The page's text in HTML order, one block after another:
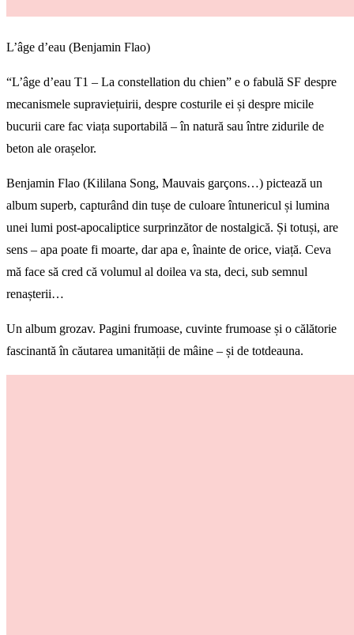
L’âge d’eau (Benjamin Flao)
“L’âge d’eau T1 – La constellation du chien” e o fabulă SF despre
mecanismele supraviețuirii, despre costurile ei și despre micile
bucurii care fac viața suportabilă – în natură sau între zidurile de
beton ale orașelor.
Benjamin Flao (Kililana Song, Mauvais garçons…) pictează un
album superb, capturând din tușe de culoare întunericul și lumina
unei lumi post-apocaliptice surprinzător de nostalgică. Și totuși, are
sens – apa poate fi moarte, dar apa e, înainte de orice, viață. Ceva
mă face să cred că volumul al doilea va sta, deci, sub semnul
renașterii…
Un album grozav. Pagini frumoase, cuvinte frumoase și o călătorie
fascinantă în căutarea umanității de mâine – și de totdeauna.